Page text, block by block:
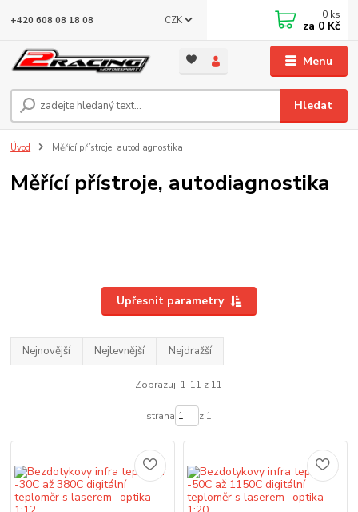
Menu
CZK
Hledat
+420 608 08 18 08 0 ks
za 0 Kč
Úvod Měřící přístroje, autodiagnostika
Měřící přístroje, autodiagnostika
Upřesnit parametry
Nejnovější Nejlevnější Nejdražší
Zobrazuji 1-11 z 11
strana z 1